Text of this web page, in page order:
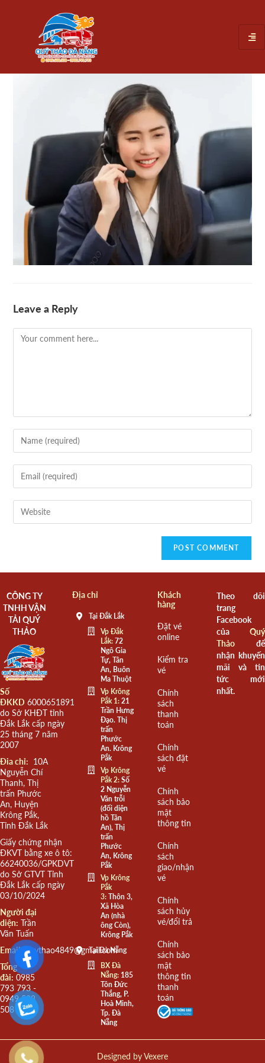
Leave a Reply
CÔNG TY
TNHH VẬN
TẢI QUÝ
THẢO
Số
ĐKKD 6000651891
do Sở KHĐT tỉnh
Đắk Lắk cấp ngày
25 tháng 7 năm
2007
Đia chỉ: 10A
Nguyễn Chí
Thanh, Thị
trấn Phước
An, Huyện
Krông Pắk,
Tỉnh Đắk Lắk
Giấy chứng nhận
ĐKVT bằng xe ô tô:
66240036/GPKDVT
do Sở GTVT Tỉnh
Đắk Lắk cấp ngày
03/10/2024
Người đại
diện: Trần
Văn Tuấn
Email: quythao4849@gmail.com
Tổng
đài: 0985
793 793 -
0949 508
508
Địa chỉ
Tại Đắk Lắk
Vp Đắk
Lắk:72
Ngô Gia
Tự, Tân
An, Buôn
Ma Thuột
Vp Krông
Pắk 1:21
Trần Hưng
Đạo. Thị
trấn
Phước
An. Krông
Pắk
Vp Krông
Pắk 2:Số
2 Nguyễn
Văn trỗi
(đối diện
hồ Tân
An), Thị
trấn
Phước
An, Krông
Pắk
Vp Krông
Pắk
3:Thôn 3,
Xã Hòa
An (nhà
ông Còn),
Krông Pắk
Tại Đà Nẵng
BX Đà
Nẵng:185
Tôn Đức
Thắng, P.
Hoà Minh,
Tp. Đà
Nẵng
Khách
hàng
Đặt vé
online
Kiểm tra
vé
Chính
sách
thanh
toán
Chính
sách đặt
vé
Chính
sách bảo
mật
thông tin
Chính
sách
giao/nhận
vé
Chính
sách hủy
vé/đổi trả
Chính
sách bảo
mật
thông tin
thanh
toán
Theo dõi
trang
Facebook
của Quý
Thảođể
nhận khuyến
mãi và tin
tức mới
nhất.
Designed byVexere